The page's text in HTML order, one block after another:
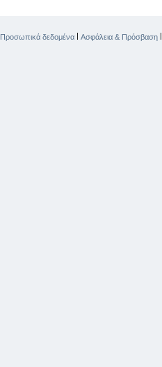
Προσωπικά δεδομένα Ασφάλεια & Πρόσβαση